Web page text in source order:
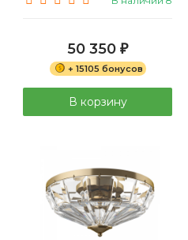
50 350 ₽
+ 15105 бонусов
В корзину